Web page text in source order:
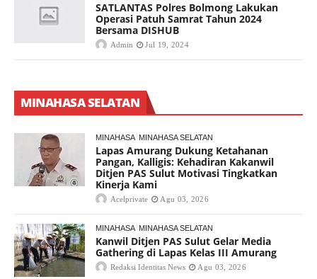
SATLANTAS Polres Bolmong Lakukan
Operasi Patuh Samrat Tahun 2024
Bersama DISHUB
Admin Jul 19, 2024
MINAHASA SELATAN
MINAHASA MINAHASA SELATAN
Lapas Amurang Dukung Ketahanan
Pangan, Kalligis: Kehadiran Kakanwil
Ditjen PAS Sulut Motivasi Tingkatkan
Kinerja Kami
Acelprivate Agu 03, 2026
MINAHASA MINAHASA SELATAN
Kanwil Ditjen PAS Sulut Gelar Media
Gathering di Lapas Kelas III Amurang
Redaksi Identitas News Agu 03, 2026